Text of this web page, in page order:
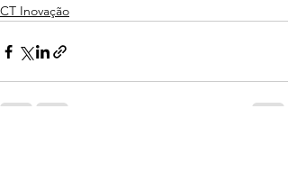
CT Inovação